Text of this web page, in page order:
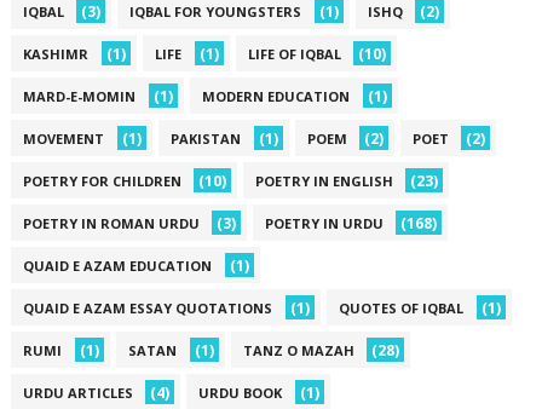
IQBAL (3) IQBAL FOR YOUNGSTERS (1) ISHQ (2)
KASHIMR (1) LIFE (1) LIFE OF IQBAL (10)
MARD-E-MOMIN (1) MODERN EDUCATION (1)
MOVEMENT (1) PAKISTAN (1) POEM (2) POET (2)
POETRY FOR CHILDREN (10) POETRY IN ENGLISH (23)
POETRY IN ROMAN URDU (3) POETRY IN URDU (168)
QUAID E AZAM EDUCATION (1)
QUAID E AZAM ESSAY QUOTATIONS (1) QUOTES OF IQBAL (1)
RUMI (1) SATAN (1) TANZ O MAZAH (28)
URDU ARTICLES (4) URDU BOOK (1)